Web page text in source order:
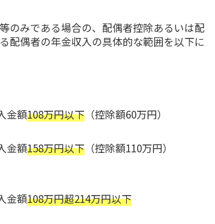
のみである場合の、配偶者控除あるいは配
配偶者の年金収入の具体的な範囲を以下に
金額108万円以下 （控除額60万円）
金額158万円以下 （控除額110万円）
金額108万円超214万円以下